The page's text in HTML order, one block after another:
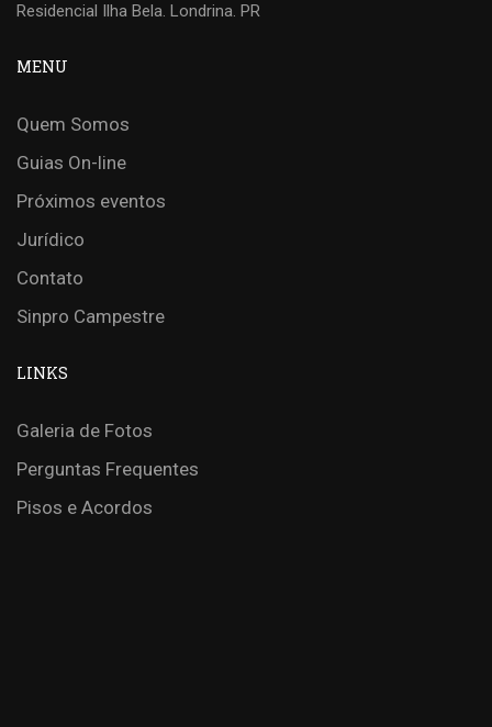
Residencial Ilha Bela. Londrina. PR
MENU
Quem Somos
Guias On-line
Próximos eventos
Jurídico
Contato
Sinpro Campestre
LINKS
Galeria de Fotos
Perguntas Frequentes
Pisos e Acordos